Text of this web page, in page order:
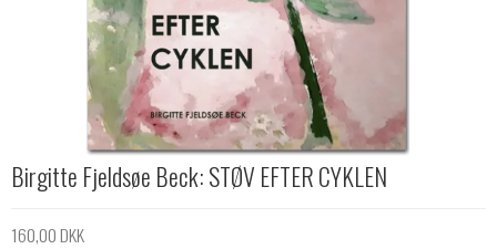
Birgitte Fjeldsøe Beck: STØV EFTER CYKLEN
160,00 DKK